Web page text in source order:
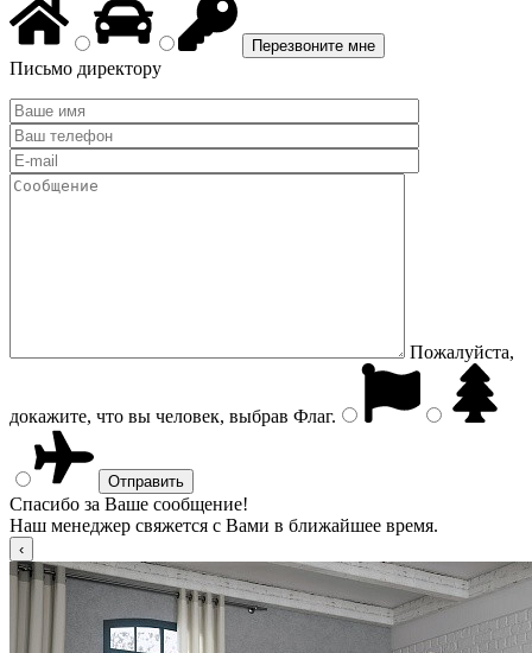
Письмо директору
Пожалуйста,
докажите, что вы человек, выбрав Флаг.
Спасибо за Ваше сообщение!
Наш менеджер свяжется с Вами в ближайшее время.